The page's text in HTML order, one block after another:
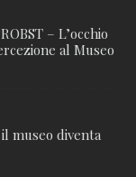
– L’occhio
al Museo
museo diventa